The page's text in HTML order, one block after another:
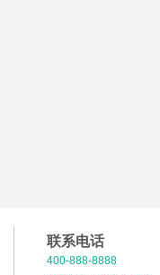
联系电话
400-888-8888